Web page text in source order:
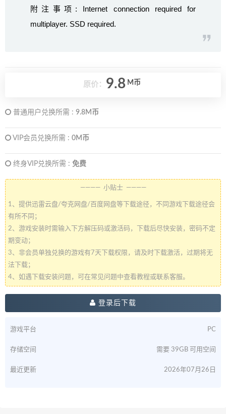
附注事项: Internet connection required for
multiplayer. SSD required.
原价： 9.8 M币
普通用户兑换所需 : 9.8M币
VIP会员兑换所需 : 0M币
终身VIP兑换所需 : 免费
———— 小贴士 ————
1、提供迅雷云盘/夸克网盘/百度网盘等下载途径，不同游戏下载途径会
有所不同；
2、游戏安装时需输入下方解压码或激活码，下载后尽快安装，密码不定
期变动；
3、非会员单独兑换的游戏有7天下载权限，请及时下载激活，过期将无
法下载；
4、如遇下载安装问题，可在常见问题中查看教程或联系客服。
登录后下载
游戏平台 PC
存储空间 需要 39GB 可用空间
最近更新 2026年07月26日